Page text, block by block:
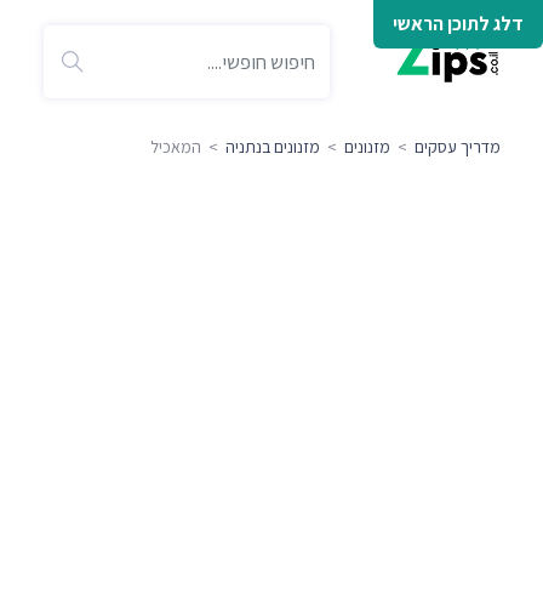
דלג לתוכן הראשי
מדריך עסקים > מזנונים > מזנונים בנתניה > המאכיל